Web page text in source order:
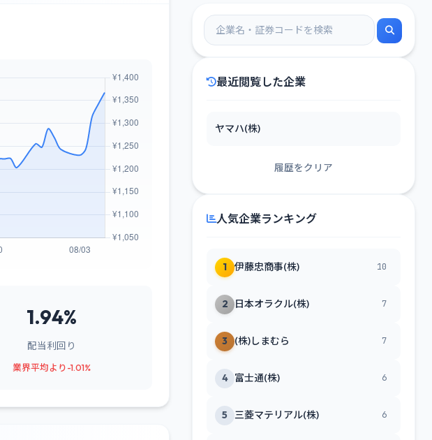
1.94%
配当利回り
業界平均より-1.01%
最近閲覧した企業
ヤマハ(株)
履歴をクリア
人気企業ランキング
1 伊藤忠商事(株) 10
2 日本オラクル(株) 7
3 (株)しまむら 7
4 富士通(株) 6
5 三菱マテリアル(株) 6